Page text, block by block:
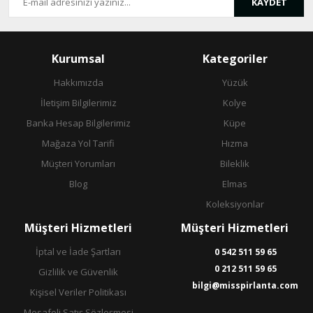
Kurumsal
Hakkımızda
İletişim Bilgilerimiz
Banka Hesap Bilgilerimiz
Mağaza Yol Tarifi
Müşteri Yorumları
Blog
Kategoriler
Yüzük
Kolye
Küpe
Hızma
Bileklik
Elmas
Koleksiyonlar
Müşteri Hizmetleri
İptal ve İade Şartları
Gizlilik ve Güvenlik
Kişisel Veriler Politikası
Müşteri Hizmetleri
0 542 511 59 65
0 212 511 59 65
bilgi@misspirlanta.com